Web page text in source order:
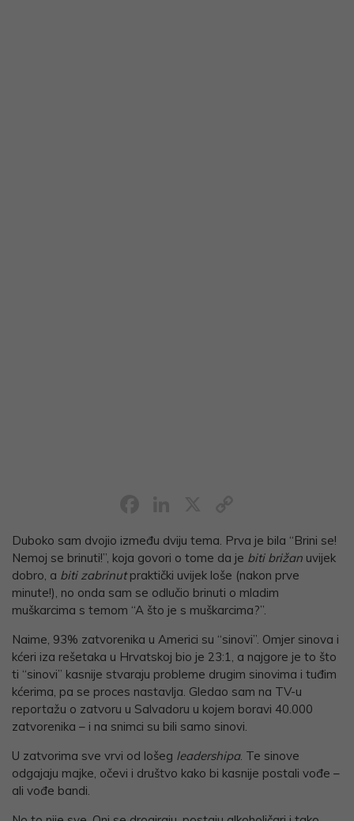
Link
Duboko sam dvojio između dviju tema. Prva je bila “Brini se!
Nemoj se brinuti!”, koja govori o tome da je biti brižan uvijek
dobro, a biti zabrinutpraktički uvijek loše (nakon prve
minute!), no onda sam se odlučio brinuti o mladim
muškarcima s temom “A što je s muškarcima?”.
Naime, 93% zatvorenika u Americi su “sinovi”. Omjer sinova i
kćeri iza rešetaka u Hrvatskoj bio je 23:1, a najgore je to što
ti “sinovi” kasnije stvaraju probleme drugim sinovima i tuđim
kćerima, pa se proces nastavlja. Gledao sam na TV-u
reportažu o zatvoru u Salvadoru u kojem boravi 40.000
zatvorenika – i na snimci su bili samo sinovi.
U zatvorima sve vrvi od lošeg leadershipa. Te sinove
odgajaju majke, očevi i društvo kako bi kasnije postali vođe –
ali vođe bandi.